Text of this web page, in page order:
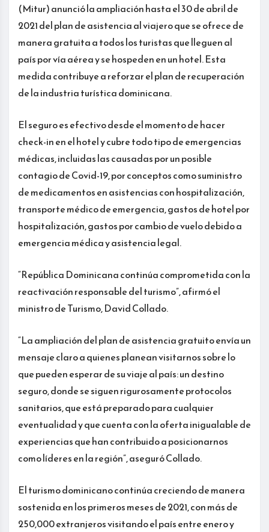
(Mitur) anunció la ampliación hasta el 30 de abril de
2021 del plan de asistencia al viajero que se ofrece de
manera gratuita a todos los turistas que lleguen al
país por vía aérea y se hospeden en un hotel. Esta
medida contribuye a reforzar el plan de recuperación
de la industria turística dominicana.
El seguro es efectivo desde el momento de hacer
check-in en el hotel y cubre todo tipo de emergencias
médicas, incluidas las causadas por un posible
contagio de Covid-19, por conceptos como suministro
de medicamentos en asistencias con hospitalización,
transporte médico de emergencia, gastos de hotel por
hospitalización, gastos por cambio de vuelo debido a
emergencia médica y asistencia legal.
“República Dominicana continúa comprometida con la
reactivación responsable del turismo”, afirmó el
ministro de Turismo, David Collado.
“La ampliación del plan de asistencia gratuito envía un
mensaje claro a quienes planean visitarnos sobre lo
que pueden esperar de su viaje al país: un destino
seguro, donde se siguen rigurosamente protocolos
sanitarios, que está preparado para cualquier
eventualidad y que cuenta con la oferta inigualable de
experiencias que han contribuido a posicionarnos
como líderes en la región”, aseguró Collado.
El turismo dominicano continúa creciendo de manera
sostenida en los primeros meses de 2021, con más de
250,000 extranjeros visitando el país entre enero y